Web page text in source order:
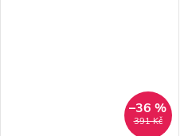
391 Kč
–36 %